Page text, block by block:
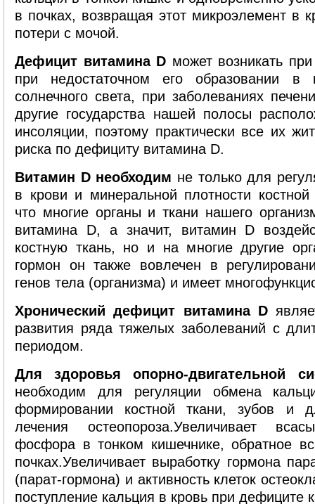
в почках, возвращая этот микроэлемент в
потери с мочой.
Дефицит витамина D может возникать
при недостаточном его образовании в
солнечного света, при заболеваниях
другие государства нашей полосы
инсоляции, поэтому практически все их
риска по дефициту витамина D.
Витамин D необходим не только для
в крови и минеральной плотности костной
что многие органы и ткани нашего
витамина D, а значит, витамин D
костную ткань, но и на многие другие
гормон он также вовлечен в
генов тела (организма) и имеет
Хронический дефицит витамина D
развития ряда тяжелых заболеваний с
периодом.
Для здоровья опорно-двигательной
необходим для регуляции обмена
формировании костной ткани, зубов и
лечения остеопороза.Увеличивает
фосфора в тонком кишечнике, обратное
почках.Увеличивает выработку гормона
(парат-гормона) и активность клеток
поступление кальция в кровь при дефиците